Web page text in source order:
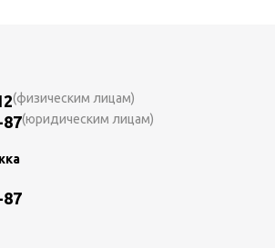
(физическим лицам)
87(юридическим лицам)
87